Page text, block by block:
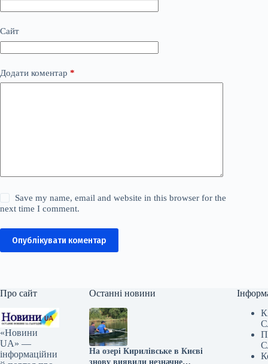
Сайт
Додати коментар *
Save my name, email and website in this browser for the
next time I comment.
Опублікувати коментар
Про сайт
«Новини
UA» —
інформаційни
Останні новини
На озері Кирилівське в Києві
знову виявили незначне